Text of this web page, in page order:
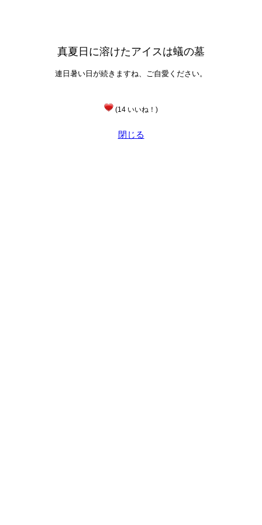
閉じる
真夏日に溶けたアイスは蟻の墓
連日暑い日が続きますね、ご自愛ください。
(14 いいね！)